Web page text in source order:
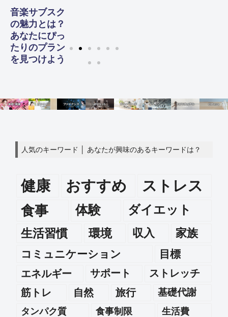
音楽サブスク
の魅力とは？
あなたにぴっ
たりのプラン
を見つけよう
人気のキーワード │ あなたが興味のあるキーワードは？
健康 おすすめ ストレス
食事 体験
ダイエット
生活習慣
環境 収入 家族
コミュニケーション
目標
エネルギー
サポート
ストレッチ
筋トレ
自然 旅行 基礎代謝
タンパク質 食事制限
生活費